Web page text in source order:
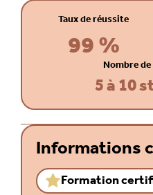
Taux de réussite
99%
Nombre
5 à 10
Informations
Formation